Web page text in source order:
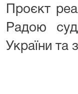
Проєкт
Радою
України та